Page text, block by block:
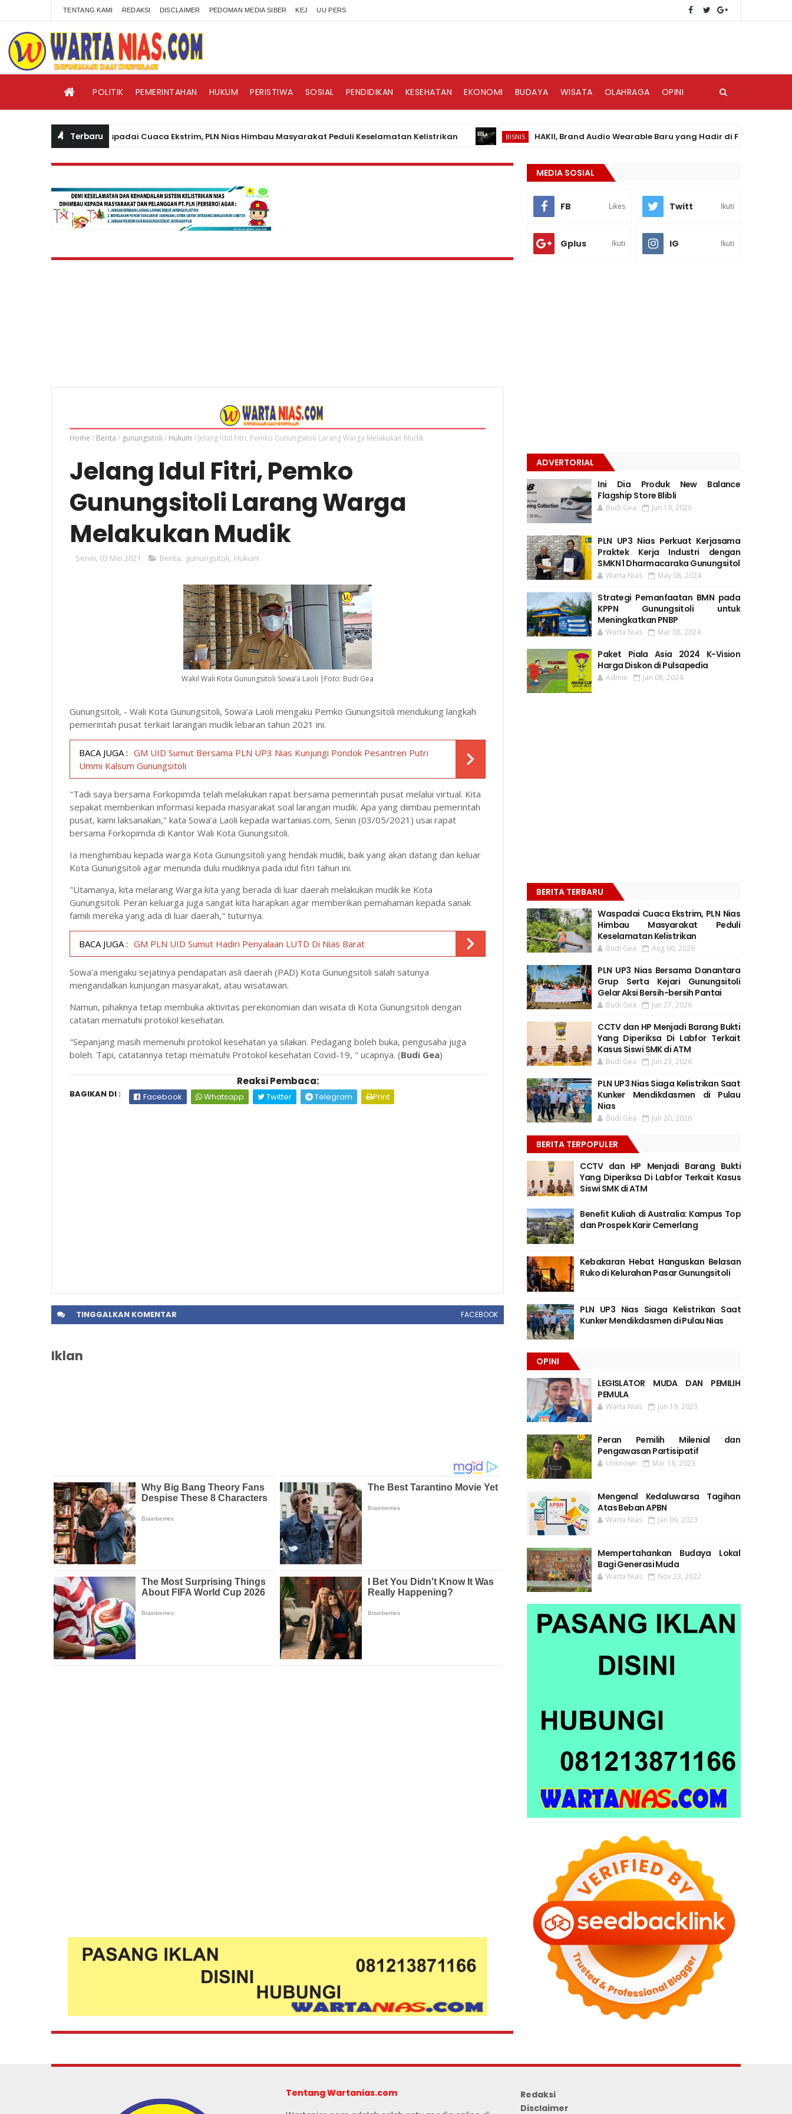
TENTANG KAMI REDAKSI DISCLAIMER PEDOMAN MEDIA SIBER KEJ UU PERS
POLITIK PEMERINTAHAN HUKUM PERISTIWA SOSIAL PENDIDIKAN KESEHATAN EKONOMI BUDAYA WISATA OLAHRAGA OPINI
Terbaru
BERITA Waspadai Cuaca Ekstrim, PLN Nias Himbau Masyarakat Peduli Keselamatan Kelistrikan BISNIS HAKII, Brand Audio Wearable Baru yang Hadir di Pasar Indonesia
Home / Berita / gunungsitoli / Hukum / Jelang Idul Fitri, Pemko Gunungsitoli Larang Warga Melakukan Mudik
Jelang Idul Fitri, Pemko
Gunungsitoli Larang Warga
Melakukan Mudik
Senin, 03 Mei 2021 Berita gunungsitoli Hukum
Wakil Wali Kota Gunungsitoli Sowa’a Laoli |Foto: Budi Gea
Gunungsitoli, - Wali Kota Gunungsitoli, Sowa’a Laoli mengaku Pemko Gunungsitoli mendukung langkah
pemerintah pusat terkait larangan mudik lebaran tahun 2021 ini.
BACA JUGA : GM UID Sumut Bersama PLN UP3 Nias Kunjungi Pondok Pesantren Putri
Ummi Kalsum Gunungsitoli
"Tadi saya bersama Forkopimda telah melakukan rapat bersama pemerintah pusat melalui virtual. Kita
sepakat memberikan informasi kepada masyarakat soal larangan mudik. Apa yang diimbau pemerintah
pusat, kami laksanakan," kata Sowa’a Laoli kepada wartanias.com, Senin (03/05/2021) usai rapat
bersama Forkopimda di Kantor Wali Kota Gunungsitoli.
Ia menghimbau kepada warga Kota Gunungsitoli yang hendak mudik, baik yang akan datang dan keluar
Kota Gunungsitoli agar menunda dulu mudiknya pada idul fitri tahun ini.
"Utamanya, kita melarang Warga kita yang berada di luar daerah melakukan mudik ke Kota
Gunungsitoli. Peran keluarga juga sangat kita harapkan agar memberikan pemahaman kepada sanak
famili mereka yang ada di luar daerah," tuturnya.
BACA JUGA : GM PLN UID Sumut Hadiri Penyalaan LUTD Di Nias Barat
Sowa'a mengaku sejatinya pendapatan asli daerah (PAD) Kota Gunungsitoli salah satunya
mengandalkan kunjungan masyarakat, atau wisatawan.
Namun, pihaknya tetap membuka aktivitas perekonomian dan wisata di Kota Gunungsitoli dengan
catatan mematuhi protokol kesehatan.
"Sepanjang masih memenuhi protokol kesehatan ya silakan. Pedagang boleh buka, pengusaha juga
boleh. Tapi, catatannya tetap mematuhi Protokol kesehatan Covid-19, " ucapnya. (Budi Gea)
Reaksi Pembaca:
BAGIKAN DI : Facebook Whatsapp Twitter Telegram Print
TINGGALKAN KOMENTAR FACEBOOK
Iklan
MEDIA SOSIAL
FB Likes Twitt Ikuti
Gplus Ikuti IG Ikuti
ADVERTORIAL
Ini Dia Produk New Balance
Flagship Store Blibli
Budi Gea Jun 19, 2026
PLN UP3 Nias Perkuat Kerjasama
Praktek Kerja Industri dengan
SMKN 1 Dharmacaraka Gunungsitol
Warta Nias May 08, 2024
Strategi Pemanfaatan BMN pada
KPPN Gunungsitoli untuk
Meningkatkan PNBP
Warta Nias Mar 08, 2024
Paket Piala Asia 2024 K-Vision
Harga Diskon di Pulsapedia
Admin Jan 08, 2024
BERITA TERBARU
Waspadai Cuaca Ekstrim, PLN Nias
Himbau Masyarakat Peduli
Keselamatan Kelistrikan
Budi Gea Aug 06, 2026
PLN UP3 Nias Bersama Danantara
Grup Serta Kejari Gunungsitoli
Gelar Aksi Bersih-bersih Pantai
Budi Gea Jun 27, 2026
CCTV dan HP Menjadi Barang Bukti
Yang Diperiksa Di Labfor Terkait
Kasus Siswi SMK di ATM
Budi Gea Jun 23, 2026
PLN UP3 Nias Siaga Kelistrikan Saat
Kunker Mendikdasmen di Pulau
Nias
Budi Gea Jun 20, 2026
BERITA TERPOPULER
CCTV dan HP Menjadi Barang Bukti
Yang Diperiksa Di Labfor Terkait Kasus
Siswi SMK di ATM
Benefit Kuliah di Australia: Kampus Top
dan Prospek Karir Cemerlang
Kebakaran Hebat Hanguskan Belasan
Ruko di Kelurahan Pasar Gunungsitoli
PLN UP3 Nias Siaga Kelistrikan Saat
Kunker Mendikdasmen di Pulau Nias
OPINI
LEGISLATOR MUDA DAN PEMILIH
PEMULA
Warta Nias Jun 19, 2023
Peran Pemilih Milenial dan
Pengawasan Partisipatif
Unknown Mar 18, 2023
Mengenal Kedaluwarsa Tagihan
Atas Beban APBN
Warta Nias Jan 09, 2023
Mempertahankan Budaya Lokal
Bagi Generasi Muda
Warta Nias Nov 23, 2022
Tentang Wartanias.com
Redaksi
Disclaimer